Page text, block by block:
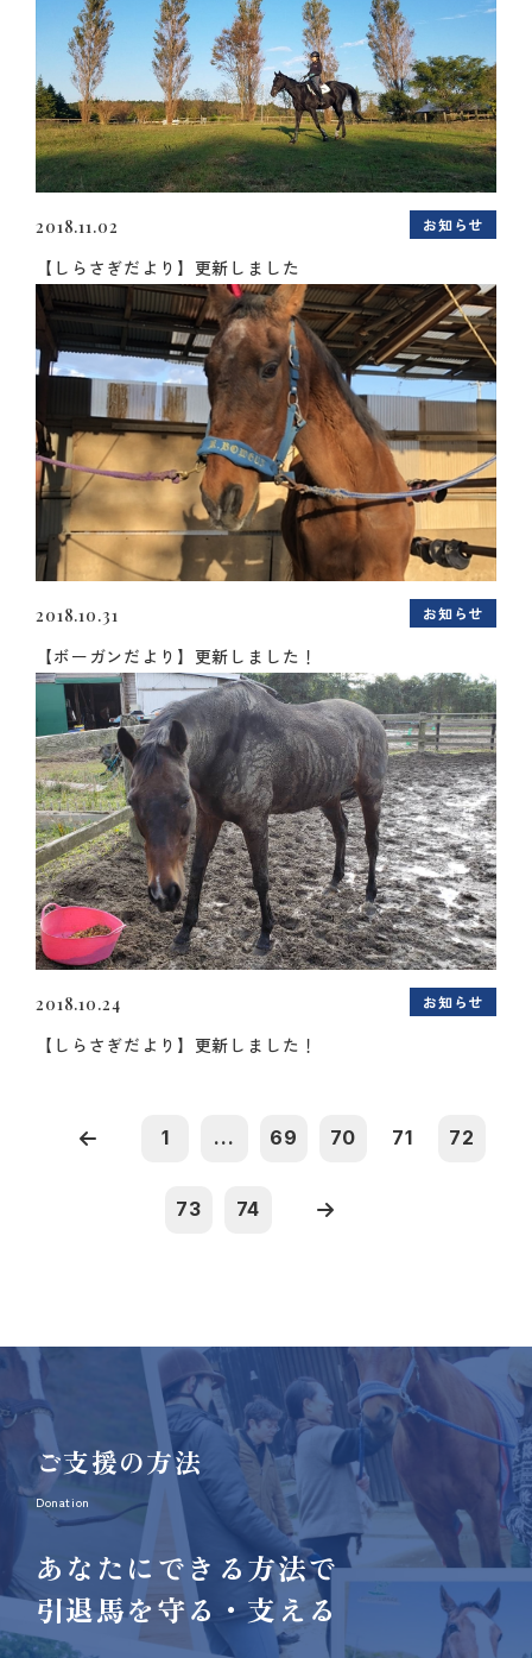
2018.11.02 お知らせ
【しらさぎだより】更新しました
2018.10.31 お知らせ
【ボーガンだより】更新しました！
2018.10.24 お知らせ
【しらさぎだより】更新しました！
1 ... 69 70 71 72
73 74
ご支援の方法
Donation
あなたにできる方法で
引退馬を守る・支える